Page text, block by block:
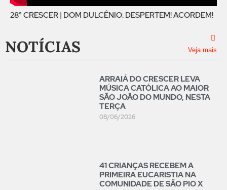
28° CRESCER | DOM DULCÊNIO: DESPERTEM! ACORDEM!
NOTÍCIAS Veja mais
ARRAIÁ DO CRESCER LEVA
MÚSICA CATÓLICA AO MAIOR
SÃO JOÃO DO MUNDO, NESTA
TERÇA
08/06/2026
41 CRIANÇAS RECEBEM A
PRIMEIRA EUCARISTIA NA
COMUNIDADE DE SÃO PIO X